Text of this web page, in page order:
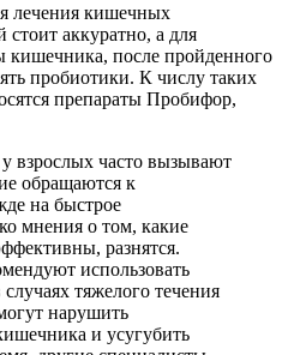
лечения кишечных
аккуратно, а для
кишечника, после пройденного
пробиотики. К числу таких
препараты Пробифор,
взрослых часто вызывают
обращаются к
на быстрое
мнения о том, какие
разнятся.
использовать
тяжелого течения
нарушить
и усугубить